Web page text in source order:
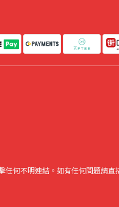
何不明連結。如有任何問題請